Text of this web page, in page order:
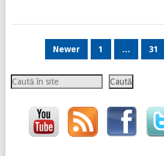
PAGINAȚIE
Newer 1 … 31
Caută Caută